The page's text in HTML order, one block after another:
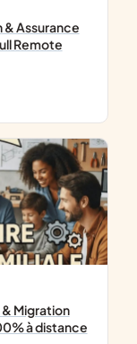
Assurance
Remote
Migration
à distance